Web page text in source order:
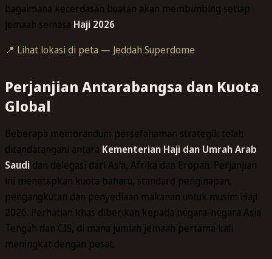
bagaimana kecerdasan buatan akan membimbing setiap
jemaah semasa Haji 2026.
📍 Lihat lokasi di peta — Jeddah Superdome
Perjanjian Antarabangsa dan Kuota
Global
Beberapa memorandum persefahaman strategik telah
ditandatangani antara Kementerian Haji dan Umrah Arab
Saudi dan delegasi dari Asia, Afrika dan Eropah. Perjanjian
ini menetapkan kuota baharu, standard penginapan,
pengangkutan dan penyediaan makanan untuk musim Haji
2026. Perhatian khas diberikan kepada negara-negara Asia
Tengah dan CIS, di mana jumlah jemaah pertama kali
meningkat dengan pesat.